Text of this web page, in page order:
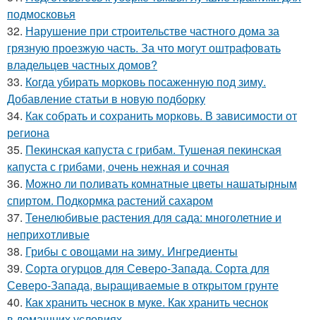
подмосковья
32. Нарушение при строительстве частного дома за
грязную проезжую часть. За что могут оштрафовать
владельцев частных домов?
33. Когда убирать морковь посаженную под зиму.
Добавление статьи в новую подборку
34. Как собрать и сохранить морковь. В зависимости от
региона
35. Пекинская капуста с грибам. Тушеная пекинская
капуста с грибами, очень нежная и сочная
36. Можно ли поливать комнатные цветы нашатырным
спиртом. Подкормка растений сахаром
37. Тенелюбивые растения для сада: многолетние и
неприхотливые
38. Грибы с овощами на зиму. Ингредиенты
39. Сорта огурцов для Северо-Запада. Сорта для
Северо-Запада, выращиваемые в открытом грунте
40. Как хранить чеснок в муке. Как хранить чеснок